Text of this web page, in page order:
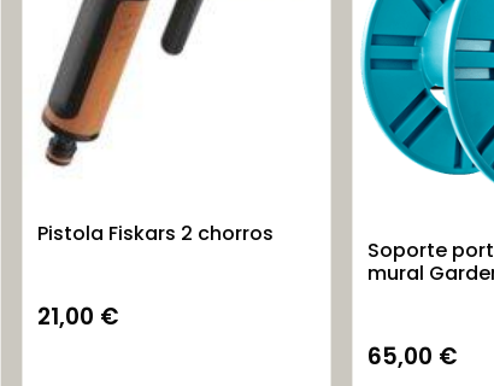
Pistola Fiskars 2 chorros
21,00 €
Soporte
mural
65,00 €